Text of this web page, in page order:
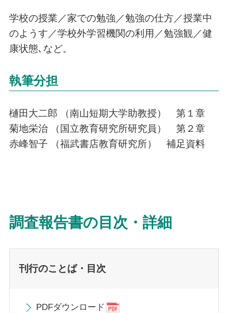
学校の授業／家での勉強／勉強の仕方／授業中
のようす／学校外学習機関の利用／勉強観／健
康状態､など。
執筆分担
樋田大二郎 （南山短期大学助教授） 第１章
菊地栄治 （国立教育研究所研究員） 第２章
赤峰智子 （福武書店教育研究所） 補足資料
調査報告書の目次・詳細
刊行のことば・目次
PDFダウンロード